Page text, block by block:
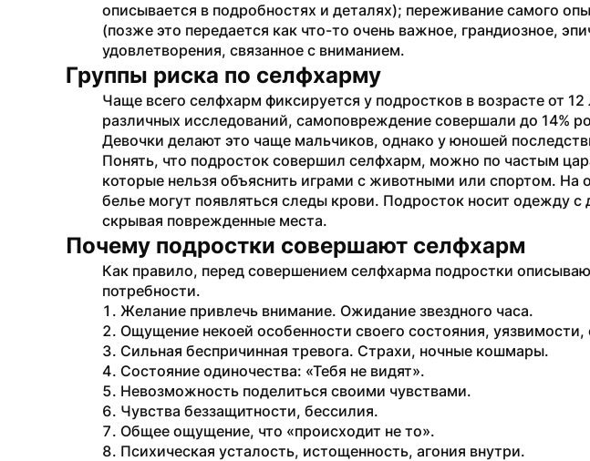
описывается в подробностях и деталях); переживание самого
(позже это передается как что-то очень важное, грандиозное,
удовлетворения, связанное с вниманием.
Группы риска по селфхарму
Чаще всего селфхарм фиксируется у подростков в возрасте от
различных исследований, самоповреждение совершали до 14%
Девочки делают это чаще мальчиков, однако у юношей
Понять, что подросток совершил селфхарм, можно по частым
которые нельзя объяснить играми с животными или спортом. На
белье могут появляться следы крови. Подросток носит одежду
скрывая поврежденные места.
Почему подростки совершают селфхарм
Как правило, перед совершением селфхарма подростки
потребности.
Желание привлечь внимание. Ожидание звездного часа.
Ощущение некоей особенности своего состояния, уязвимости,
Сильная беспричинная тревога. Страхи, ночные кошмары.
Состояние одиночества: «Тебя не видят».
Невозможность поделиться своими чувствами.
Чувства беззащитности, бессилия.
Общее ощущение, что «происходит не то».
Психическая усталость, истощенность, агония внутри.